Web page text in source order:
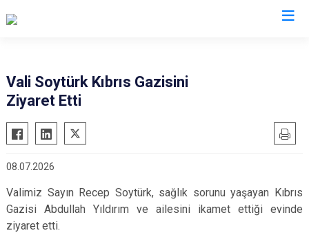
Vali Soytürk Kıbrıs Gazisini
Ziyaret Etti
08.07.2026
Valimiz Sayın Recep Soytürk, sağlık sorunu yaşayan Kıbrıs
Gazisi Abdullah Yıldırım ve ailesini ikamet ettiği evinde
ziyaret etti.